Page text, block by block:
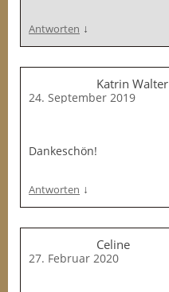
Antworten ↓
Katrin Walter
24. September 2019
Dankeschön!
Antworten ↓
Celine
27. Februar 2020